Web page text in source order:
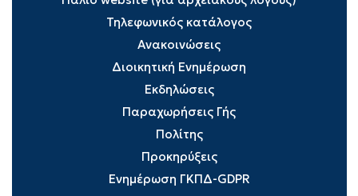
Τηλεφωνικός κατάλογος
Ανακοινώσεις
Διοικητική Ενημέρωση
Εκδηλώσεις
Παραχωρήσεις Γής
Πολίτης
Προκηρύξεις
Ενημέρωση ΓΚΠΔ-GDPR